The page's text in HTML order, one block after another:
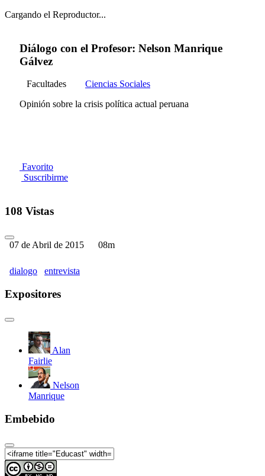
Cargando el Reproductor...
Diálogo con el Profesor: Nelson Manrique
Gálvez
Facultades
Ciencias Sociales
Opinión sobre la crisis política actual peruana
Favorito
Suscribirme
108 Vistas
07 de Abril de 2015 08m
dialogo entrevista
Expositores
Alan
Fairlie
Nelson
Manrique
Embebido